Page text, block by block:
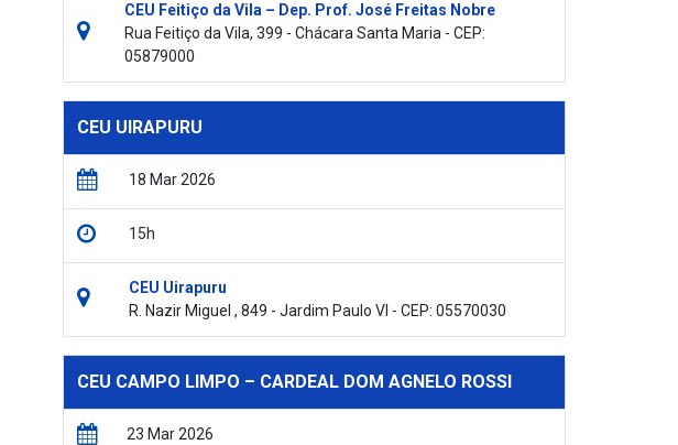
CEU Feitiço da Vila – Dep. Prof. José Freitas Nobre
Rua Feitiço da Vila, 399 - Chácara Santa Maria - CEP:
05879000
CEU UIRAPURU
18 Mar 2026
15h
CEU Uirapuru
R. Nazir Miguel , 849 - Jardim Paulo VI - CEP: 05570030
CEU CAMPO LIMPO – CARDEAL DOM AGNELO ROSSI
23 Mar 2026